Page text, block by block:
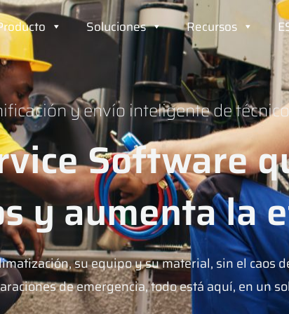
Soluciones Recursos
y envío inteligente de
Software
y aumenta la
su equipo y su material, sin el caos
de emergencia, todo está aquí, en un